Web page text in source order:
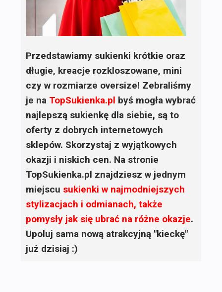
Przedstawiamy sukienki krótkie oraz
długie, kreacje rozkloszowane, mini
czy w rozmiarze oversize! Zebraliśmy
je na TopSukienka.pl byś mogła wybrać
najlepszą sukienkę dla siebie, są to
oferty z dobrych internetowych
sklepów. Skorzystaj z wyjątkowych
okazji i niskich cen. Na stronie
TopSukienka.pl znajdziesz w jednym
miejscu sukienki w najmodniejszych
stylizacjach i odmianach, także
pomysły jak się ubrać na różne okazje.
Upoluj sama nową atrakcyjną "kieckę"
już dzisiaj :)